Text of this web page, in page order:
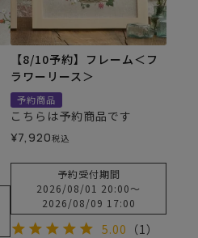
【8/10予約】フレーム＜フ
ラワーリース＞
予約商品
こちらは予約商品です
¥7,920税込
予約受付期間
2026/08/01 20:00〜
2026/08/09 17:00
5.00 （1）